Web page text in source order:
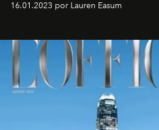
16.01.2023 por Lauren Easum